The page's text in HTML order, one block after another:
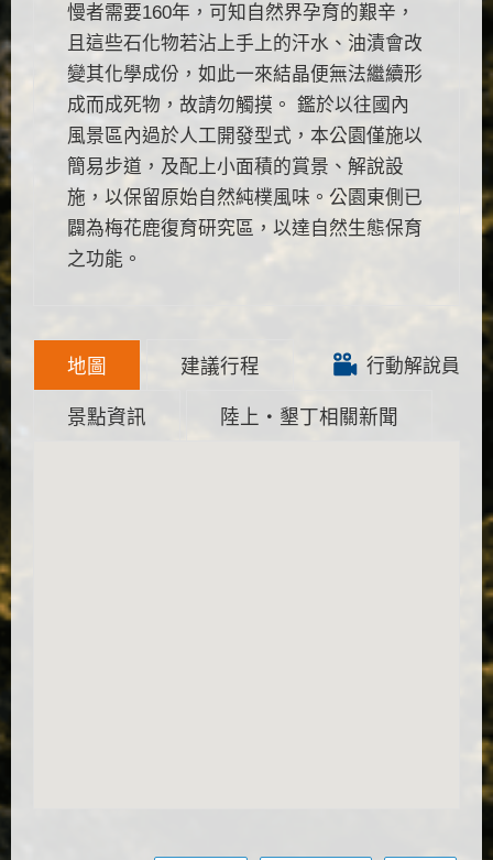
慢者需要160年，可知自然界孕育的艱辛，
且這些石化物若沾上手上的汗水、油漬會改
變其化學成份，如此一來結晶便無法繼續形
成而成死物，故請勿觸摸。 鑑於以往國內
風景區內過於人工開發型式，本公園僅施以
簡易步道，及配上小面積的賞景、解說設
施，以保留原始自然純樸風味。公園東側已
闢為梅花鹿復育研究區，以達自然生態保育
之功能。
行動解說員
地圖 建議行程
景點資訊 陸上‧墾丁相關新聞